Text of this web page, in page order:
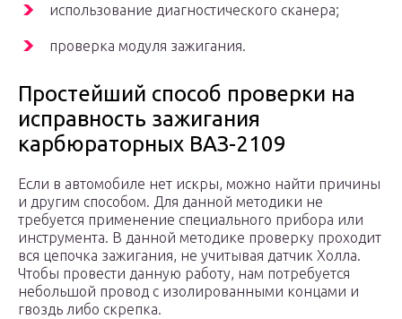
использование диагностического сканера;
проверка модуля зажигания.
Простейший способ проверки на
исправность зажигания
карбюраторных ВАЗ-2109
Если в автомобиле нет искры, можно найти причины
и другим способом. Для данной методики не
требуется применение специального прибора или
инструмента. В данной методике проверку проходит
вся цепочка зажигания, не учитывая датчик Холла.
Чтобы провести данную работу, нам потребуется
небольшой провод с изолированными концами и
гвоздь либо скрепка.